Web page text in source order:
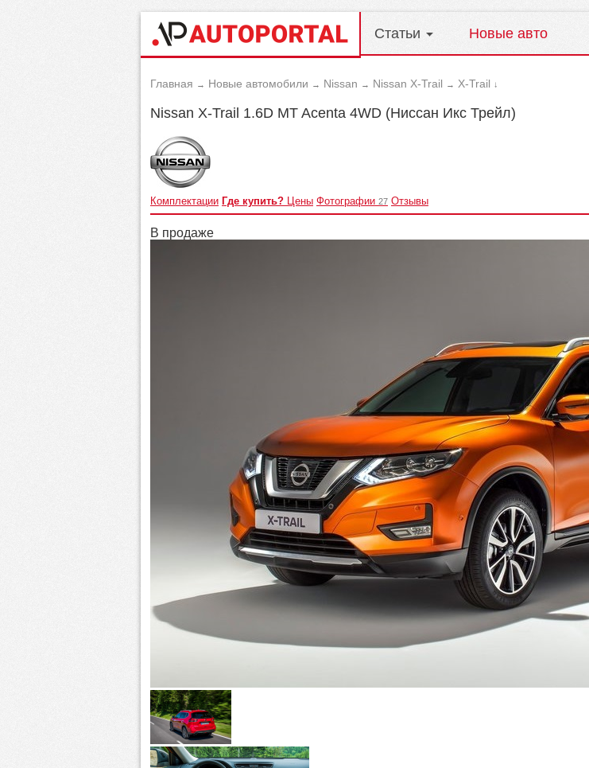
Статьи Новые авто
Главная → Новые автомобили → Nissan → Nissan X-Trail → X-Trail ↓
Nissan X-Trail 1.6D MT Acenta 4WD (Ниссан Икс Трейл)
Комплектации Где купить? Цены Фотографии 27 Отзывы
В продаже